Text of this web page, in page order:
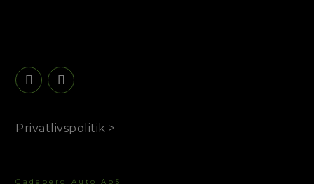
Privatlivspolitik >
Gadeberg Auto ApS